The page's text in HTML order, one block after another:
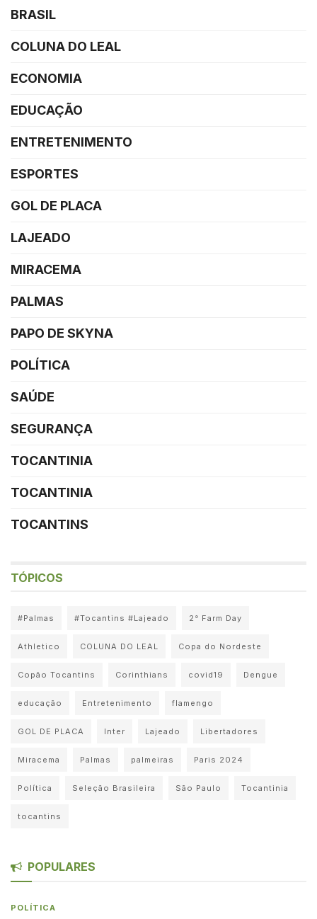
BRASIL
COLUNA DO LEAL
ECONOMIA
EDUCAÇÃO
ENTRETENIMENTO
ESPORTES
GOL DE PLACA
LAJEADO
MIRACEMA
PALMAS
PAPO DE SKYNA
POLÍTICA
SAÚDE
SEGURANÇA
TOCANTINIA
TOCANTINIA
TOCANTINS
TÓPICOS
#Palmas #Tocantins #Lajeado 2° Farm Day
Athletico COLUNA DO LEAL Copa do Nordeste
Copão Tocantins Corinthians covid19 Dengue
educação Entretenimento flamengo
GOL DE PLACA Inter Lajeado Libertadores
Miracema Palmas palmeiras Paris 2024
Política Seleção Brasileira São Paulo Tocantinia
tocantins
POPULARES
POLÍTICA